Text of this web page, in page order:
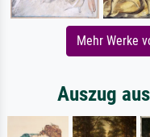
Mehr Werke
Auszug